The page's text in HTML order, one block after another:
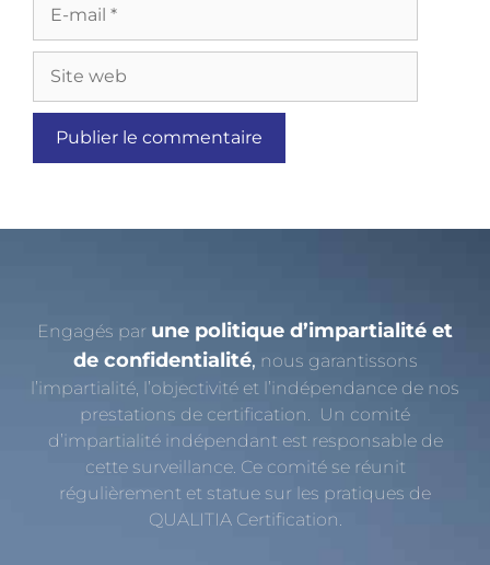
Engagés par une politique d’impartialité et
de confidentialité, nous garantissons
l’impartialité, l’objectivité et l’indépendance de nos
prestations de certification. Un comité
d’impartialité indépendant est responsable de
cette surveillance. Ce comité se réunit
régulièrement et statue sur les pratiques de
QUALITIA Certification.